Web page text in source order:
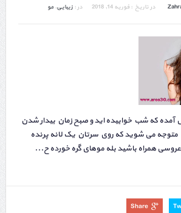
در تاریخ : فوریه 14, 2018 در : زیبایی,مو
که شب خوابيده ايد و صبح زمان بیدار شدن
متوجه می شوید که روي سرتان يک لانه پرنده
همراه باشید بله موهای گره خورده ح...
Share